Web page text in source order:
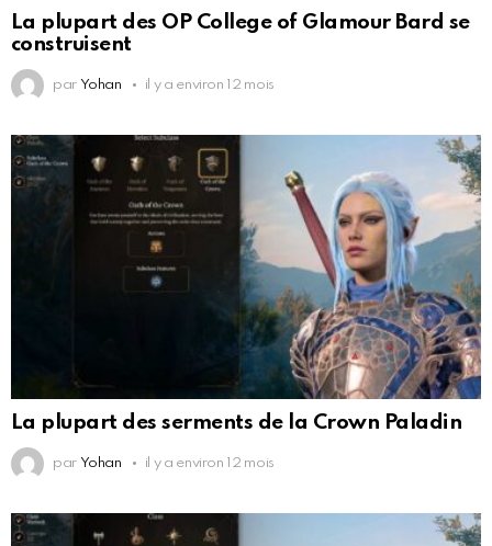
La plupart des OP College of Glamour Bard se
construisent
par Yohan il y a environ 12 mois
La plupart des serments de la Crown Paladin
par Yohan il y a environ 12 mois